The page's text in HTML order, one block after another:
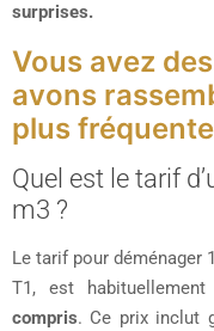
surprises.
Vous avez
avons
plus
Quel est le tarif
m3 ?
Le tarif pour déménager
T1, est
compris. Ce prix inclut